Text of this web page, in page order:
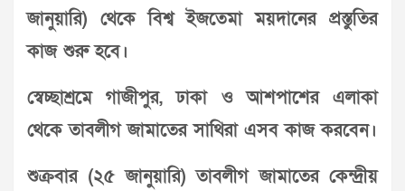
জানুয়ারি) থেকে বিশ্ব ইজতেমা ময়দানের প্রস্তুতির
কাজ শুরু হবে।
স্বেচ্ছাশ্রমে গাজীপুর, ঢাকা ও আশপাশের এলাকা
থেকে তাবলীগ জামাতের সাথিরা এসব কাজ করবেন।
শুক্রবার (২৫ জানুয়ারি) তাবলীগ জামাতের কেন্দ্রীয়